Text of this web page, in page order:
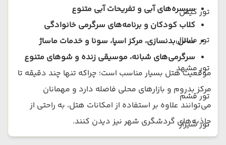
تور کیش
تور ماسال
تور مشهد
تور قشم
تور شیراز
سرسره‌های آبی و تفریحات آبی متنوع
کلاب کودکان و برنامه‌های سرگرمی خانوادگی
سالن بدنسازی، مرکز اسپا، سونا و خدمات ماساژ
سرگرمی‌های شبانه، موسیقی زنده و شوهای متنوع
موقعیت هتل بسیار مناسب است؛ چراکه تنها چند دقیقه تا
مرکز بدروم و بازارهای محلی فاصله دارد و مهمانان
می‌توانند علاوه بر استفاده از امکانات هتل، به راحتی از
جاذبه‌های گردشگری شهر نیز دیدن کنند.